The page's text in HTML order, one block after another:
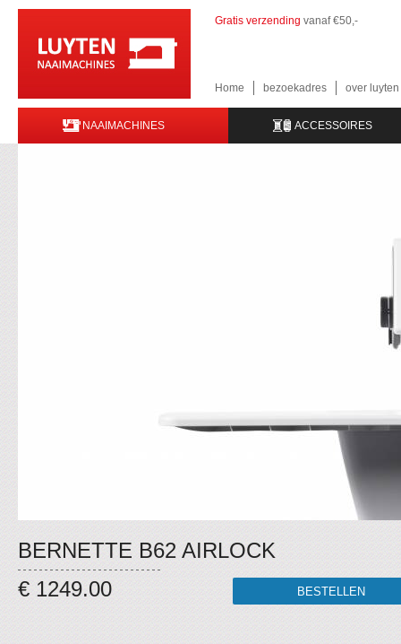
Gratis verzending vanaf €50,-
Home bezoekadres over
NAAIMACHINES ACCESSOIRES
BERNETTE B62 AIRLOCK
€ 1249.00